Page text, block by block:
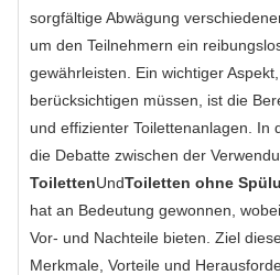
sorgfältige Abwägung
um den Teilnehmern ein
gewährleisten. Ein wichtiger
berücksichtigen müssen, ist die
und effizienter Toilettenanlagen. In
die Debatte zwischen der
ToilettenUndToiletten ohne
hat an Bedeutung gewonnen,
Vor- und Nachteile bieten. Ziel
Merkmale, Vorteile und